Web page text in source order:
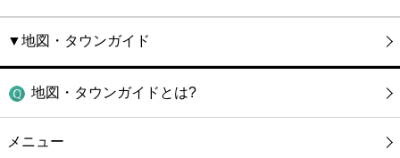
▼地図・タウンガイド
地図・タウンガイドとは?
メニュー